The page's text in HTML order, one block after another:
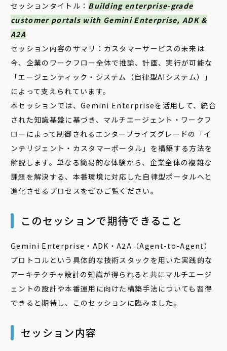
セッションタイトル： Building enterprise-grade
customer portals with Gemini Enterprise, ADK &
A2A
セッション内容のサマリ：カスタマーサービスの未来は
今、企業のワークフロー全体で推論、計画、実行が可能な
「エージェンティック・システム（自律型AIシステム）」
によって支えられています。
本セッションでは、Gemini Enterpriseを活用して、統合
された知識基盤に基づき、マルチエージェント・ワークフ
ローによって制御されるエンタープライズグレードの「イ
ンテリジェント・カスタマーポータル」を構築する方法を
解説します。単なる簡易的な体験から、企業全体の複雑な
課題を解決する、本番環境に対応した自律型ポータルへと
進化させるプロセスをぜひご覧ください。
このセッションで期待できること
Gemini Enterprise・ADK・A2A（Agent-to-Agent）
プロトコルという具体的な技術スタックを用いた実践的な
アーキテクチャ設計の知識が得られると共にマルチエージ
ェントの設計や本番運用に向けた構築手法についても習得
できると期待し、このセッションに臨みました。
セッション内容